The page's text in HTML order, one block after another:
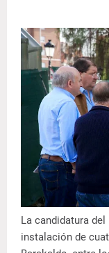
La candidatura del
instalación de